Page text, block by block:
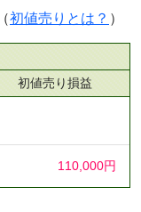
初値売りとは？ ）
初値売り損益
110,000円